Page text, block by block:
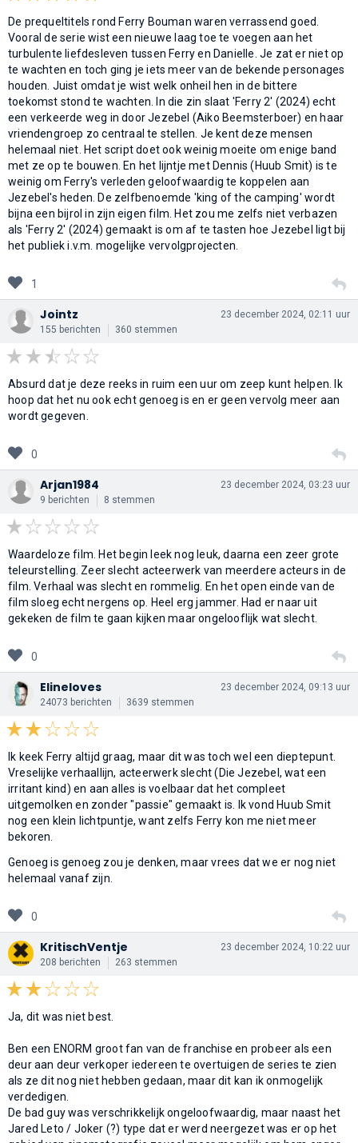
De prequeltitels rond Ferry Bouman waren verrassend goed.
Vooral de serie wist een nieuwe laag toe te voegen aan het
turbulente liefdesleven tussen Ferry en Danielle. Je zat er niet op
te wachten en toch ging je iets meer van de bekende personages
houden. Juist omdat je wist welk onheil hen in de bittere
toekomst stond te wachten. In die zin slaat 'Ferry 2' (2024) echt
een verkeerde weg in door Jezebel (Aiko Beemsterboer) en haar
vriendengroep zo centraal te stellen. Je kent deze mensen
helemaal niet. Het script doet ook weinig moeite om enige band
met ze op te bouwen. En het lijntje met Dennis (Huub Smit) is te
weinig om Ferry's verleden geloofwaardig te koppelen aan
Jezebel's heden. De zelfbenoemde 'king of the camping' wordt
bijna een bijrol in zijn eigen film. Het zou me zelfs niet verbazen
als 'Ferry 2' (2024) gemaakt is om af te tasten hoe Jezebel ligt bij
het publiek i.v.m. mogelijke vervolgprojecten.
1
Jointz
155 berichten 360 stemmen
23 december 2024, 02:11 uur
Absurd dat je deze reeks in ruim een uur om zeep kunt helpen. Ik
hoop dat het nu ook echt genoeg is en er geen vervolg meer aan
wordt gegeven.
0
Arjan1984
9 berichten 8 stemmen
23 december 2024, 03:23 uur
Waardeloze film. Het begin leek nog leuk, daarna een zeer grote
teleurstelling. Zeer slecht acteerwerk van meerdere acteurs in de
film. Verhaal was slecht en rommelig. En het open einde van de
film sloeg echt nergens op. Heel erg jammer. Had er naar uit
gekeken de film te gaan kijken maar ongelooflijk wat slecht.
0
Elineloves
24073 berichten 3639 stemmen
23 december 2024, 09:13 uur
Ik keek Ferry altijd graag, maar dit was toch wel een dieptepunt.
Vreselijke verhaallijn, acteerwerk slecht (Die Jezebel, wat een
irritant kind) en aan alles is voelbaar dat het compleet
uitgemolken en zonder "passie" gemaakt is. Ik vond Huub Smit
nog een klein lichtpuntje, want zelfs Ferry kon me niet meer
bekoren.
Genoeg is genoeg zou je denken, maar vrees dat we er nog niet
helemaal vanaf zijn.
0
KritischVentje
208 berichten 263 stemmen
23 december 2024, 10:22 uur
Ja, dit was niet best.
Ben een ENORM groot fan van de franchise en probeer als een
deur aan deur verkoper iedereen te overtuigen de series te zien
als ze dit nog niet hebben gedaan, maar dit kan ik onmogelijk
verdedigen.
De bad guy was verschrikkelijk ongeloofwaardig, maar naast het
Jared Leto / Joker (?) type dat er werd neergezet was er op het